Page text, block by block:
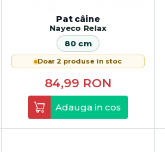
Pat câine
Nayeco Relax
80 cm
Doar 2 produse în stoc
84,99 RON
Adauga in cos